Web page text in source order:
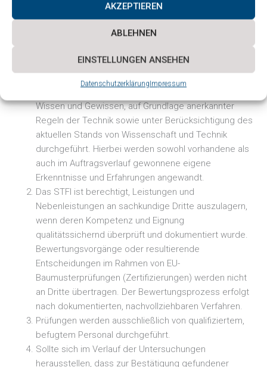
AKZEPTIEREN
ABLEHNEN
EINSTELLUNGEN ANSEHEN
DatenschutzerklärungImpressum
Entsorgungskosten oder gegebenenfalls eine
angemessene Lagergebühr zu übernehmen. Für
Schäden an den Proben während der Lagerung haftet
§5 Durchführung & Bewertung
Die Prüfungen und Bewertungen werden nach bestem
Wissen und Gewissen, auf Grundlage anerkannter
Regeln der Technik sowie unter Berücksichtigung des
aktuellen Stands von Wissenschaft und Technik
durchgeführt. Hierbei werden sowohl vorhandene als
auch im Auftragsverlauf gewonnene eigene
Erkenntnisse und Erfahrungen angewandt.
Das STFI ist berechtigt, Leistungen und
Nebenleistungen an sachkundige Dritte auszulagern,
wenn deren Kompetenz und Eignung
qualitätssichernd überprüft und dokumentiert wurde.
Bewertungsvorgänge oder resultierende
Entscheidungen im Rahmen von EU-
Baumusterprüfungen (Zertifizierungen) werden nicht
an Dritte übertragen. Der Bewertungsprozess erfolgt
nach dokumentierten, nachvollziehbaren Verfahren.
Prüfungen werden ausschließlich von qualifiziertem,
befugtem Personal durchgeführt.
Sollte sich im Verlauf der Untersuchungen
herausstellen, dass zur Bestätigung gefundener